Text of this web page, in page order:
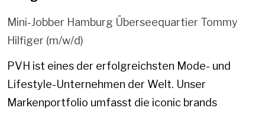
Mini-Jobber Hamburg Überseequartier Tommy
Hilfiger (m/w/d)
PVH ist eines der erfolgreichsten Mode- und
Lifestyle-Unternehmen der Welt. Unser
Markenportfolio umfasst die iconic brands